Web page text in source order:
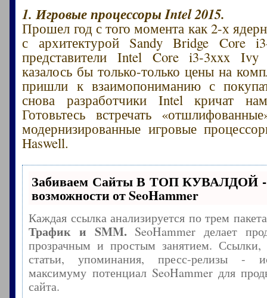
1. Игровые процессоры Intel 2015.
Прошел год с того момента как 2-х
с архитектурой Sandy Bridge Core
представители Intel Core i3-3xxx
казалось бы только-только цены на
пришли к взаимопониманию с
снова разработчики Intel кричат
Готовьтесь встречать
модернизированные игровые
Haswell.
Забиваем Сайты В ТОП КУВАЛДОЙ -
возможности от SeoHammer
Каждая ссылка анализируется по трем
Трафик и SMM.SeoHammer делает
прозрачным и простым занятием. Ссылки,
статьи, упоминания, пресс-релизы -
максимуму потенциал SeoHammer для
сайта.